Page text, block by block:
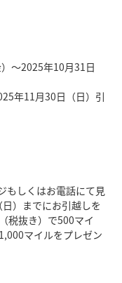
～2025年10月31日
年11月30日（日）引
もしくはお電話にて見
）までにお引越しを
税抜き）で500マイ
マイルをプレゼン